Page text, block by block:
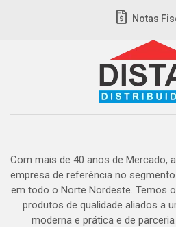
Notas
Com mais de 40 anos de Mercado,
empresa de referência no
em todo o Norte Nordeste. Temos
produtos de qualidade aliados a
moderna e prática e de